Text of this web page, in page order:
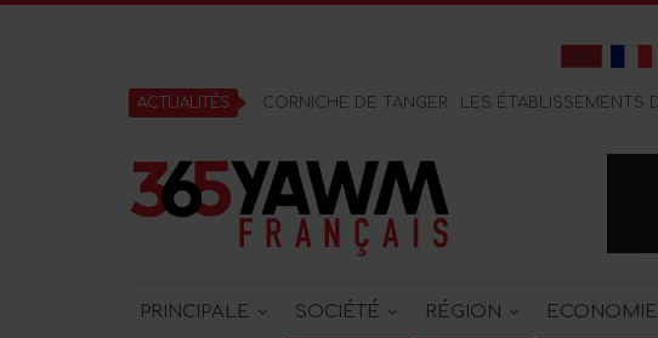
ACTUALITÉS
PRINCIPALE SOCIÉTÉ RÉGION ECONOMIE